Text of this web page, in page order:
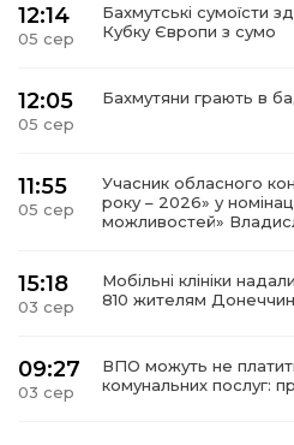
12:14
05 сер
Бахмутські сумоїсти
Кубку Європи з сумо
12:05
05 сер
Бахмутяни грають в
11:55
05 сер
Учасник обласного
року – 2026» у
можливостей»
15:18
03 сер
Мобільні клініки
810 жителям
09:27
03 сер
ВПО можуть не
комунальних послуг: